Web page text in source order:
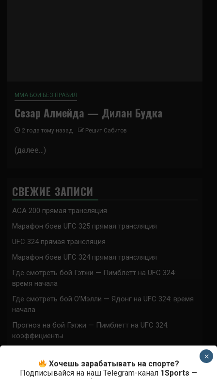
ММА БОИ БЕЗ ПРАВИЛ
Сезар Алмейда — Дилан Будка
2 года тому назад Решит Сабитов
(далее…)
СВЕЖИЕ ЗАПИСИ
ACA 200 прямая трансляция
Марафон боев UFC 325 прямая трансляция
UFC 324 прямая трансляция
Марафон боев UFC 324 прямая трансляция
Где смотреть бой Гэтжи — Пимблетт на UFC 324:
время начала
Где смотреть бой О’Мэлли — Ядонг на UFC 324: время
начала
Прогноз на бой Гэтжи — Пимблетт на UFC 324:
коэффициенты
коэффициентыХочешь зарабатывать на спорте?
Подписывайся на наш Telegram-канал 1Sports —
×